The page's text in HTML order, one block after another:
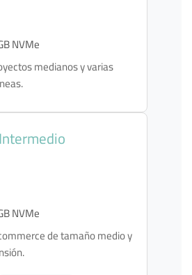
NVMe
medianos y varias
NVMe
de tamaño medio y